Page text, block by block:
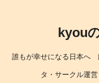
kyou
誰もが幸せになる日本へ
タ・サークル運